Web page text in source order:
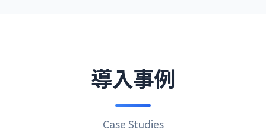
導入事例
Case Studies